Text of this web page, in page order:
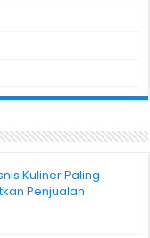
Kuliner Paling
Penjualan